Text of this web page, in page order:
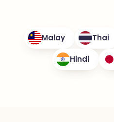
Malay Thai
Hindi